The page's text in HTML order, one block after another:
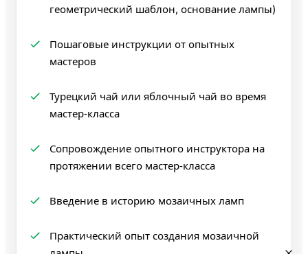
геометрический шаблон, основание лампы)
Пошаговые инструкции от опытных
мастеров
Турецкий чай или яблочный чай во время
мастер‑класса
Сопровождение опытного инструктора на
протяжении всего мастер‑класса
Введение в историю мозаичных ламп
Практический опыт создания мозаичной